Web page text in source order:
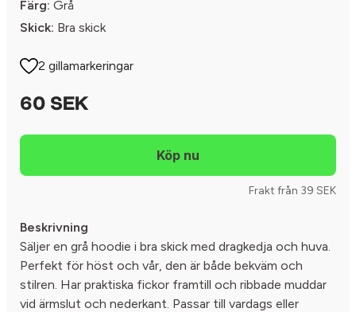
Färg: Grå
Skick: Bra skick
2 gillamarkeringar
60 SEK
Frakt från 39 SEK
Beskrivning
Säljer en grå hoodie i bra skick med dragkedja och huva.
Perfekt för höst och vår, den är både bekväm och
stilren. Har praktiska fickor framtill och ribbade muddar
vid ärmslut och nederkant. Passar till vardags eller